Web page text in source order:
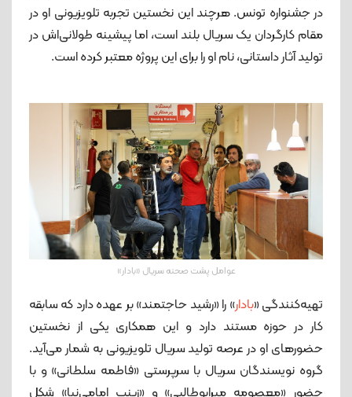
در جشنواره تونس. هرچند این نخستین تجربه تلویزیونی او در
مقام کارگردان یک سریال بلند است، اما پیشینه طولانی‌اش در
تولید آثار داستانی، نام او را برای این پروژه معتبر کرده است.
عوامل پشت صحنه سریال «بادار»
تهیه‌کنندگی «بادار» را «رشید حاجتمند» بر عهده دارد که سابقه
کار در حوزه مستند دارد و این همکاری یکی از نخستین
حضورهای او در عرصه تولید سریال تلویزیونی به شمار می‌آید.
گروه نویسندگان سریال با سرپرستی «فاطمه سلطانی» و با
حضور «معصومه میرابوطالبی» و «زینب امامی‌نیا» شکل